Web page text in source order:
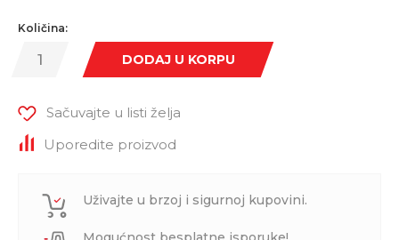
Količina:
DODAJ U KORPU
Sačuvajte u listi želja
Uporedite proizvod
Uživajte u brzoj i sigurnoj kupovini.